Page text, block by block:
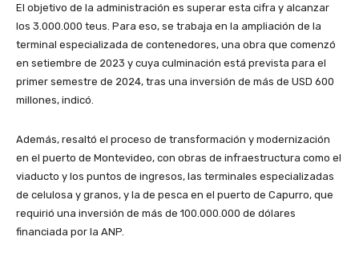
El objetivo de la administración es superar esta cifra y alcanzar
los 3.000.000 teus. Para eso, se trabaja en la ampliación de la
terminal especializada de contenedores, una obra que comenzó
en setiembre de 2023 y cuya culminación está prevista para el
primer semestre de 2024, tras una inversión de más de USD 600
millones, indicó.
Además, resaltó el proceso de transformación y modernización
en el puerto de Montevideo, con obras de infraestructura como el
viaducto y los puntos de ingresos, las terminales especializadas
de celulosa y granos, y la de pesca en el puerto de Capurro, que
requirió una inversión de más de 100.000.000 de dólares
financiada por la ANP.